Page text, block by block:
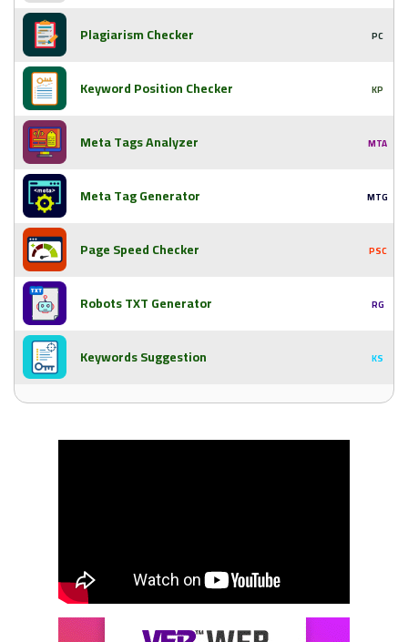
Plagiarism Checker PC
Keyword Position Checker KP
Meta Tags Analyzer MTA
Meta Tag Generator MTG
Page Speed Checker PSC
Robots TXT Generator RG
Keywords Suggestion KS